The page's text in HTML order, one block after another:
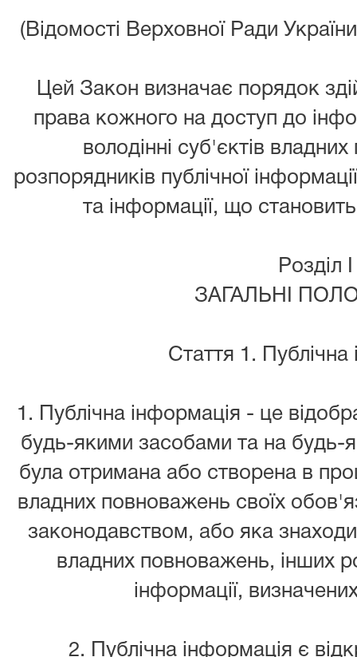
(Відомості Верховної Ради
Цей Закон визначає порядок
права кожного на доступ до
володінні суб'єктів
розпорядників публічної
та інформації, що
Розділ I
ЗАГАЛЬНІ
Стаття 1. Публічна
1. Публічна інформація - це
будь-якими засобами та на будь-
була отримана або створена в
владних повноважень своїх
законодавством, або яка
владних повноважень, інших
інформації,
2. Публічна інформація є